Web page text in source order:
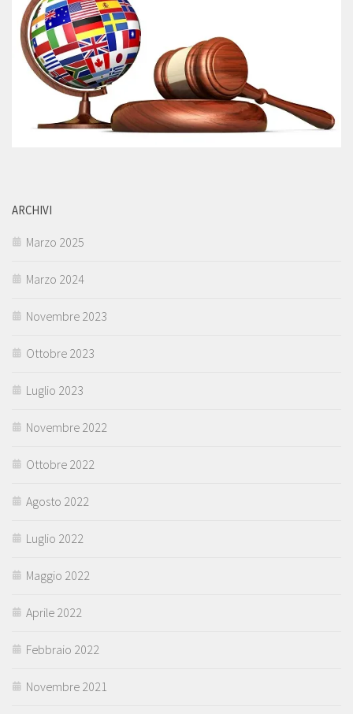
ARCHIVI
Marzo 2025
Marzo 2024
Novembre 2023
Ottobre 2023
Luglio 2023
Novembre 2022
Ottobre 2022
Agosto 2022
Luglio 2022
Maggio 2022
Aprile 2022
Febbraio 2022
Novembre 2021